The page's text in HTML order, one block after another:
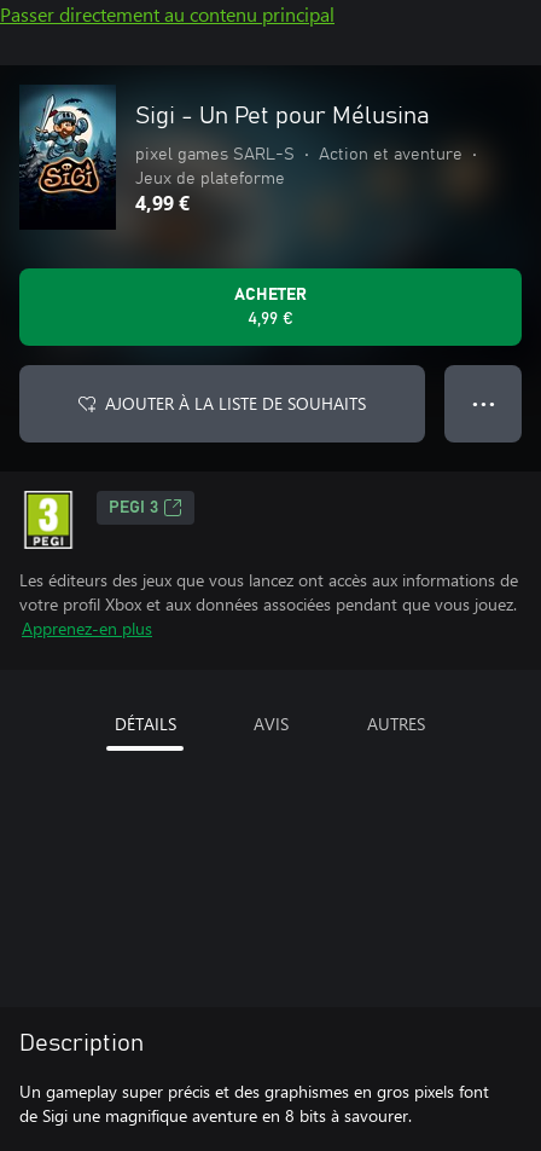
Passer directement au contenu principal
Sigi - Un Pet pour Mélusina
pixel games SARL-S • Action et aventure
•
Jeux de plateforme
4,99 €
ACHETER
4,99 €
AJOUTER À LA LISTE DE SOUHAITS ● ● ●
PEGI 3
Les éditeurs des jeux que vous lancez ont accès aux informations de
votre profil Xbox et aux données associées pendant que vous jouez.
Apprenez-en plus
DÉTAILS AVIS AUTRES
Description
Un gameplay super précis et des graphismes en gros pixels font
de Sigi une magnifique aventure en 8 bits à savourer.